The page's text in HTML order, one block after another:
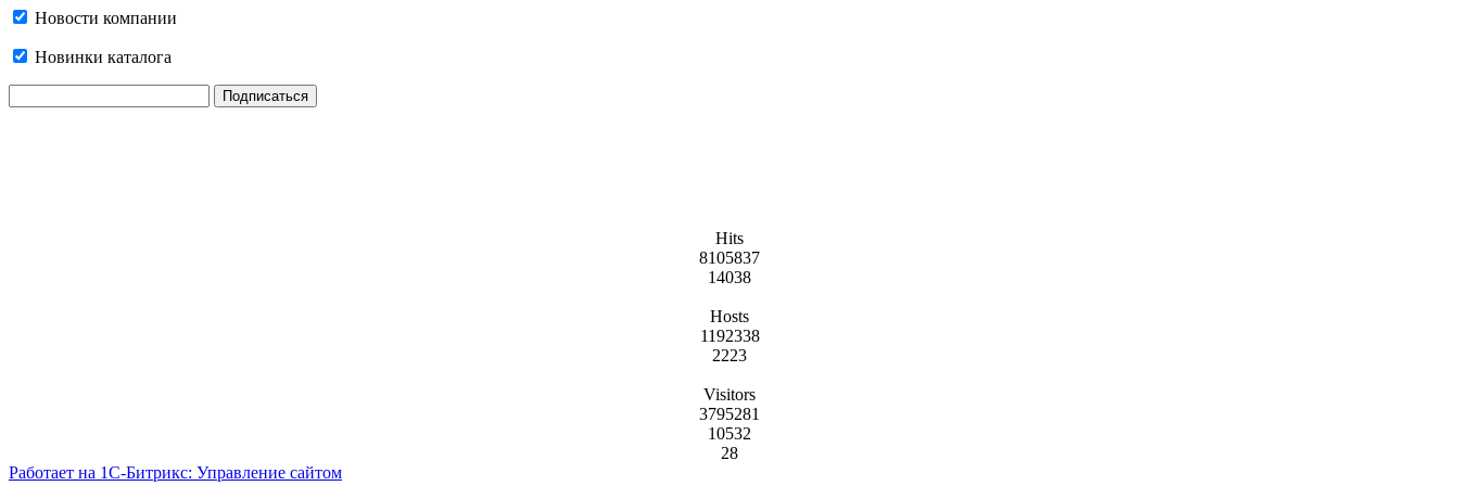
Новости компании
Новинки каталога
Hits
8105837
14038
Hosts
1192338
2223
Visitors
3795281
10532
28
Работает на 1С-Битрикс: Управление сайтом